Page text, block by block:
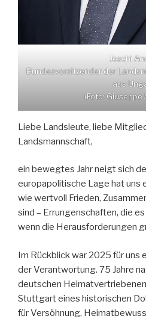
Joschi
Bundesvorsitzender der
aus
(Foto:
Liebe Landsleute, liebe
Landsmannschaft,
ein bewegtes Jahr neigt sich
europapolitische Lage hat uns
wie wertvoll Frieden,
sind – Errungenschaften, die
wenn die Herausforderungen
Im Rückblick war 2025 für uns
der Verantwortung. 75 Jahre
deutschen
Stuttgart eines historischen
für Versöhnung,